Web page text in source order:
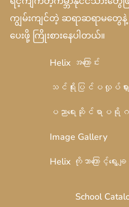
ကျွမ်းကျင်တဲ့ ဆရာဆရာမတွေ
ပေးဖို့ ကြိုးစားနေပါတယ်။
Helix အကြောင်း
သင်ရိုးပြင်ပလှုပ်ရှားမှု
ပညာရေးဆိုင်ရာပရိုဂ
Image Gallery
Helix ကိုဘာကြောင့်ရွေ
School